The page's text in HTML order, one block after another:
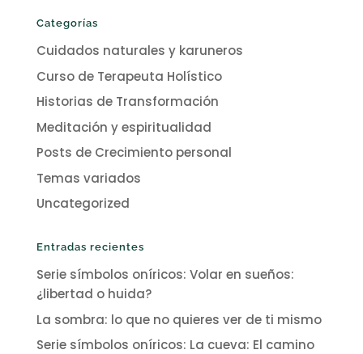
Categorías
Cuidados naturales y karuneros
Curso de Terapeuta Holístico
Historias de Transformación
Meditación y espiritualidad
Posts de Crecimiento personal
Temas variados
Uncategorized
Entradas recientes
Serie símbolos oníricos: Volar en sueños:
¿libertad o huida?
La sombra: lo que no quieres ver de ti mismo
Serie símbolos oníricos: La cueva: El camino